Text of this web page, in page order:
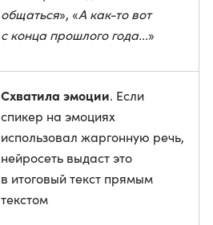
общаться», «А как-то вот
с конца прошлого года...»
Схватила эмоции. Если
спикер на эмоциях
использовал жаргонную речь,
нейросеть выдаст это
в итоговый текст прямым
текстом